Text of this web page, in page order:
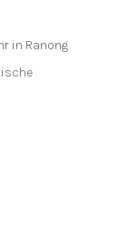
in Ranong